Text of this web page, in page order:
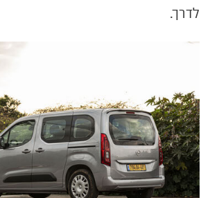
לדרך.